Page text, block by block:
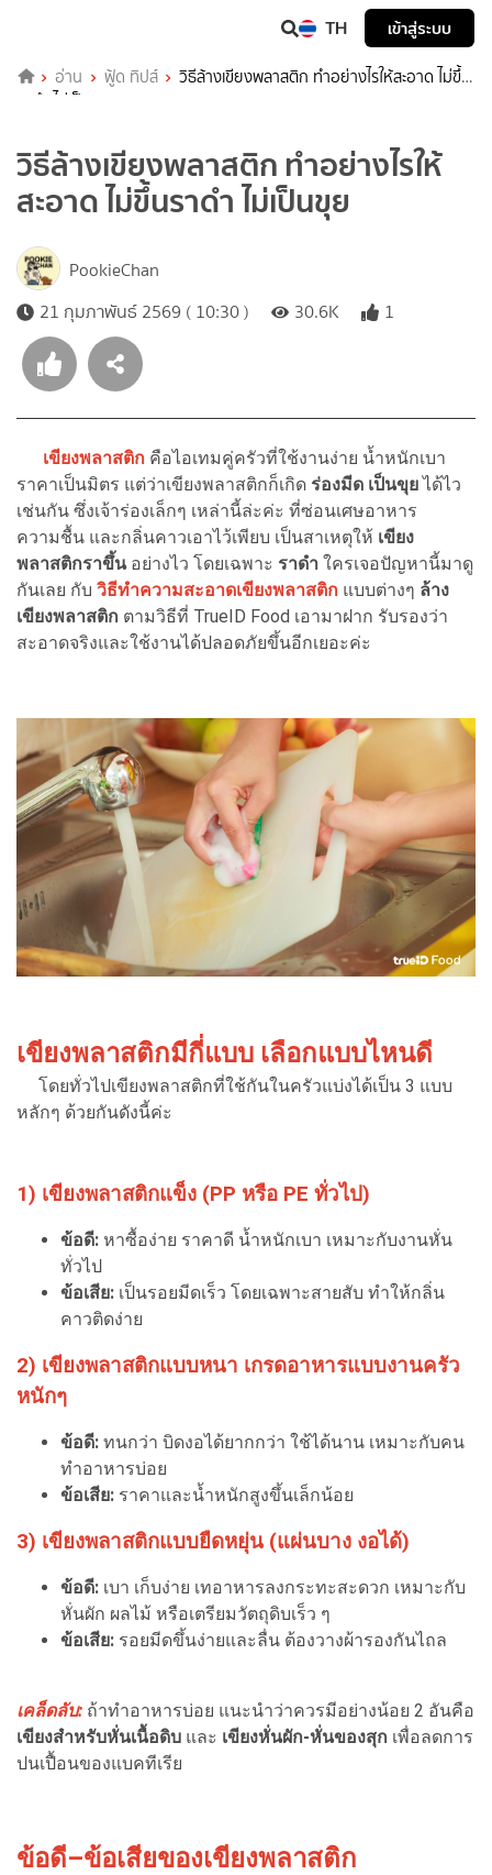
TH เข้าสู่ระบบ
อ่าน ฟู้ด ทิปส์
วิธีล้างเขียงพลาสติก ทำอย่างไรให้สะอาด ไม่ขึ้น
ราดำ ไม่เป็นขุย
วิธีล้างเขียงพลาสติก ทำอย่างไรให้
สะอาด ไม่ขึ้นราดำ ไม่เป็นขุย
PookieChan
21 กุมภาพันธ์ 2569 ( 10:30 )
30.6K 1
เขียงพลาสติก คือไอเทมคู่ครัวที่ใช้งานง่าย น้ำหนักเบา
ราคาเป็นมิตร แต่ว่าเขียงพลาสติกก็เกิด ร่องมีด เป็นขุยได้ไว
เช่นกัน ซึ่งเจ้าร่องเล็กๆ เหล่านี้ล่ะค่ะ ที่ซ่อนเศษอาหาร
ความชื้น และกลิ่นคาวเอาไว้เพียบ เป็นสาเหตุให้ เขียง
พลาสติกราขึ้น อย่างไว โดยเฉพาะ ราดำ ใครเจอปัญหานี้มาดู
กันเลย กับ วิธีทำความสะอาดเขียงพลาสติก แบบต่างๆ ล้าง
เขียงพลาสติก ตามวิธีที่ TrueID Food เอามาฝาก รับรองว่า
สะอาดจริงและใช้งานได้ปลอดภัยขึ้นอีกเยอะค่ะ
เขียงพลาสติกมีกี่แบบ เลือกแบบไหนดี
โดยทั่วไปเขียงพลาสติกที่ใช้กันในครัวแบ่งได้เป็น 3 แบบ
หลักๆ ด้วยกันดังนี้ค่ะ
1) เขียงพลาสติกแข็ง (PP หรือ PE ทั่วไป)
ข้อดี: หาซื้อง่าย ราคาดี น้ำหนักเบา เหมาะกับงานหั่น
ทั่วไป
ข้อเสีย: เป็นรอยมีดเร็ว โดยเฉพาะสายสับ ทำให้กลิ่น
คาวติดง่าย
2) เขียงพลาสติกแบบหนา เกรดอาหารแบบงานครัว
หนักๆ
ข้อดี: ทนกว่า บิดงอได้ยากกว่า ใช้ได้นาน เหมาะกับคน
ทำอาหารบ่อย
ข้อเสีย: ราคาและน้ำหนักสูงขึ้นเล็กน้อย
3) เขียงพลาสติกแบบยืดหยุ่น (แผ่นบาง งอได้)
ข้อดี: เบา เก็บง่าย เทอาหารลงกระทะสะดวก เหมาะกับ
หั่นผัก ผลไม้ หรือเตรียมวัตถุดิบเร็ว ๆ
ข้อเสีย: รอยมีดขึ้นง่ายและลื่น ต้องวางผ้ารองกันไถล
เคล็ดลับ: ถ้าทำอาหารบ่อย แนะนำว่าควรมีอย่างน้อย 2 อันคือ
เขียงสำหรับหั่นเนื้อดิบ และ เขียงหั่นผัก-หั่นของสุก เพื่อลดการ
ปนเปื้อนของแบคทีเรีย
ข้อดี–ข้อเสียของเขียงพลาสติก